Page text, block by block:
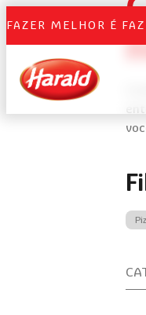
FAZER MELHOR É